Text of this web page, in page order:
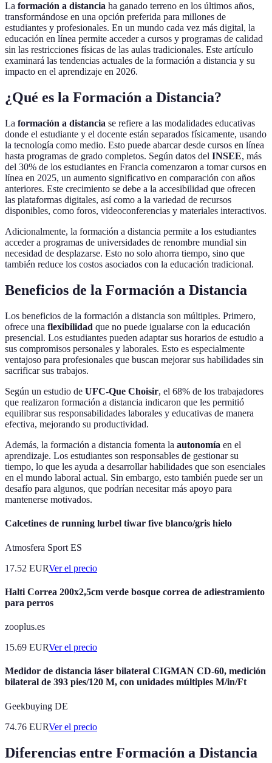
La formación a distancia ha ganado terreno en los últimos años,
transformándose en una opción preferida para millones de
estudiantes y profesionales. En un mundo cada vez más digital, la
educación en línea permite acceder a cursos y programas de calidad
sin las restricciones físicas de las aulas tradicionales. Este artículo
examinará las tendencias actuales de la formación a distancia y su
impacto en el aprendizaje en 2026.
¿Qué es la Formación a Distancia?
La formación a distancia se refiere a las modalidades educativas
donde el estudiante y el docente están separados físicamente, usando
la tecnología como medio. Esto puede abarcar desde cursos en línea
hasta programas de grado completos. Según datos del INSEE, más
del 30% de los estudiantes en Francia comenzaron a tomar cursos en
línea en 2025, un aumento significativo en comparación con años
anteriores. Este crecimiento se debe a la accesibilidad que ofrecen
las plataformas digitales, así como a la variedad de recursos
disponibles, como foros, videoconferencias y materiales interactivos.
Adicionalmente, la formación a distancia permite a los estudiantes
acceder a programas de universidades de renombre mundial sin
necesidad de desplazarse. Esto no solo ahorra tiempo, sino que
también reduce los costos asociados con la educación tradicional.
Beneficios de la Formación a Distancia
Los beneficios de la formación a distancia son múltiples. Primero,
ofrece una flexibilidad que no puede igualarse con la educación
presencial. Los estudiantes pueden adaptar sus horarios de estudio a
sus compromisos personales y laborales. Esto es especialmente
ventajoso para profesionales que buscan mejorar sus habilidades sin
sacrificar sus trabajos.
Según un estudio de UFC-Que Choisir, el 68% de los trabajadores
que realizaron formación a distancia indicaron que les permitió
equilibrar sus responsabilidades laborales y educativas de manera
efectiva, mejorando su productividad.
Además, la formación a distancia fomenta la autonomía en el
aprendizaje. Los estudiantes son responsables de gestionar su
tiempo, lo que les ayuda a desarrollar habilidades que son esenciales
en el mundo laboral actual. Sin embargo, esto también puede ser un
desafío para algunos, que podrían necesitar más apoyo para
mantenerse motivados.
Calcetines de running lurbel tiwar five blanco/gris hielo
Atmosfera Sport ES
17.52 EURVer el precio
Halti Correa 200x2,5cm verde bosque correa de adiestramiento
para perros
zooplus.es
15.69 EURVer el precio
Medidor de distancia láser bilateral CIGMAN CD-60, medición
bilateral de 393 pies/120 M, con unidades múltiples M/in/Ft
Geekbuying DE
74.76 EURVer el precio
Diferencias entre Formación a Distancia